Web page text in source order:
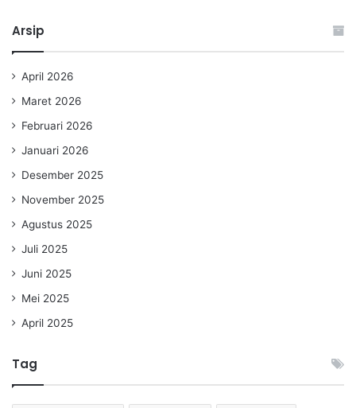
Arsip
April 2026
Maret 2026
Februari 2026
Januari 2026
Desember 2025
November 2025
Agustus 2025
Juli 2025
Juni 2025
Mei 2025
April 2025
Tag